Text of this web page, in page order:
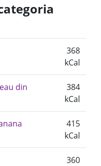
368
kCal
din
384
kCal
415
kCal
360